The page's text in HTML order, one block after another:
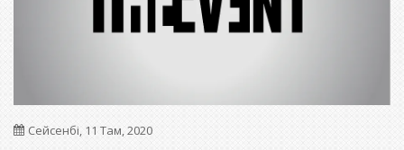
Сейсенбі, 11 Там, 2020